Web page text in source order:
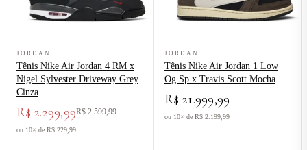
JORDAN
Tênis Nike Air Jordan 4 RM x
Nigel Sylvester Driveway Grey
Cinza
R$ 2.299,99R$ 2.599,99
ou 10× de R$ 229,99
JORDAN
Tênis Nike Air Jordan 1 Low
Og Sp x Travis Scott Mocha
R$ 21.999,99
ou 10× de R$ 2.199,99